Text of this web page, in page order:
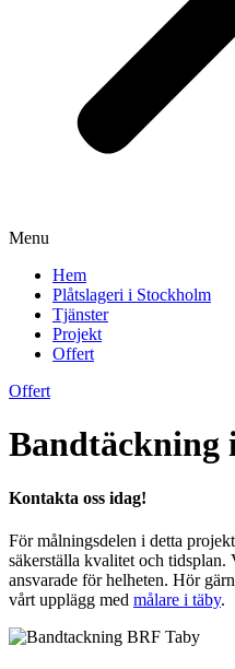
Menu
Hem
Plåtslageri i Stockholm
Tjänster
Projekt
Offert
Offert
Bandtäckning
Kontakta oss idag!
För målningsdelen i detta
säkerställa kvalitet och tidsplan.
ansvarade för helheten. Hör
vårt upplägg med målare i täby.